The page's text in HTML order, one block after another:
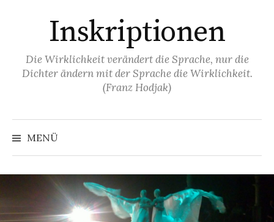
Inskriptionen
Die Wirklichkeit verändert die Sprache, nur die
Dichter ändern mit der Sprache die Wirklichkeit.
(Franz Hodjak)
MENÜ